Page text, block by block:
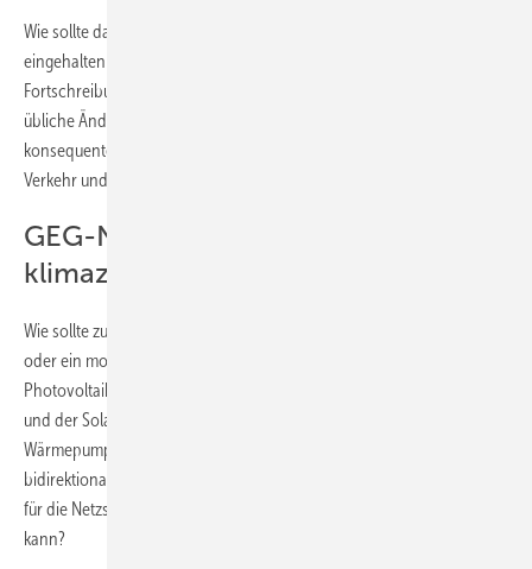
Wie sollte das noch verfügbare CO
eingehalten werden? Also „gemeinsam“, wenn für die bisher übliche
Fortschreibung eines Gesetzes – hier das GEG – die seit Jahrzehnten
übliche Änderung einzelner Paragraphen geplant ist, anstatt einen
konsequenten Neuaufschlag zu machen? Also z. B. Energiewirtschaft,
Verkehr und Gebäude „gemeinsam“ zusammen?
GEG-Nachweis in Gebäuden, die
klimazielkompatibel sind
Wie sollte zukünftig ein GEG-Nachweis aussehen, wenn ein Neubau
oder ein modernisiertes Bestandsgebäude umfassend mit
Photovoltaik – mit oder ohne eigenen Batteriespeicher – kombiniert
und der Solarstrom auch überwiegend selbst genutzt wird, eine
Wärmepumpe eingesetzt wird und der Batteriespeicher eines E-Autos
bidirektional sowohl für Haushalts- und Wärmepumpenstrom als auch
für die Netzstabilisierung durch den Energieversorger genutzt werden
kann?